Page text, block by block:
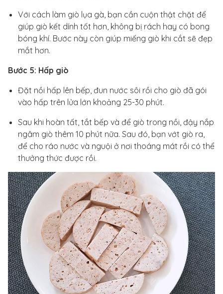
Với cách làm giò lụa gà, bạn cần cuộn thật chặt để
giúp giò kết dính tốt hơn, không bị rách hay có bong
bóng khí. Bước này còn giúp miếng giò khi cắt sẽ đẹp
mắt hơn.
Bước 5: Hấp giò
Đặt nồi hấp lên bếp, đun nước sôi rồi cho giò đã gói
vào hấp trên lửa lớn khoảng 25-30 phút.
Sau khi hoàn tất, tắt bếp và để giò trong nồi, đậy nắp
ngâm giò thêm 10 phút nữa. Sau đó, bạn vớt giò ra,
để cho ráo nước và nguội ở nơi thoáng mát rồi có thể
thưởng thức được rồi.